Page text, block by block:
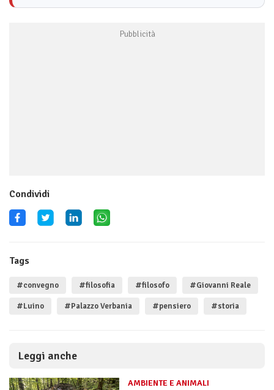
Condividi
Tags
#convegno #filosofia #filosofo #Giovanni Reale
#Luino #Palazzo Verbania #pensiero #storia
Leggi anche
AMBIENTE E ANIMALI